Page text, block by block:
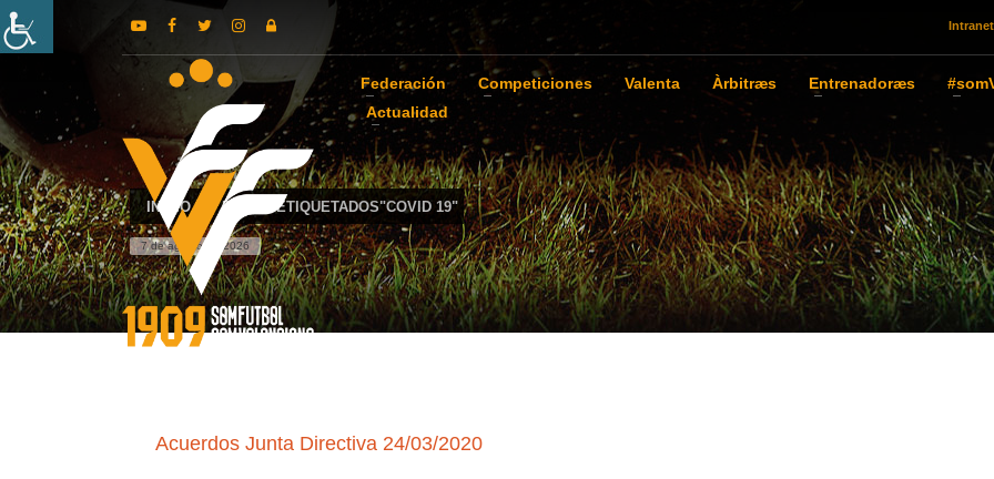
Intranet
Federación Competiciones Valenta Àrbitræs Entrenadoræs
Actualidad
INICIO POSTS ETIQUETADOS"COVID 19"
7 de agosto de 2026
Acuerdos Junta Directiva 24/03/2020